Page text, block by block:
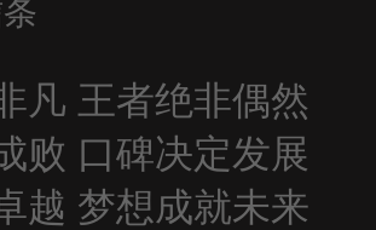
凡 王者绝非偶然
败 口碑决定发展
越 梦想成就未来